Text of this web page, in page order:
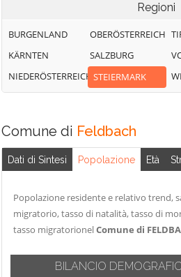
Regioni
BURGENLAND
KÄRNTEN
NIEDERÖSTERREICH
OBERÖSTERREICH
SALZBURG
STEIERMARK
Comune di Feldbach
Dati di Sintesi Popolazione Età
Popolazione residente e relativo trend,
migratorio, tasso di natalità, tasso di
tasso migratorionelComune di
BILANCIO